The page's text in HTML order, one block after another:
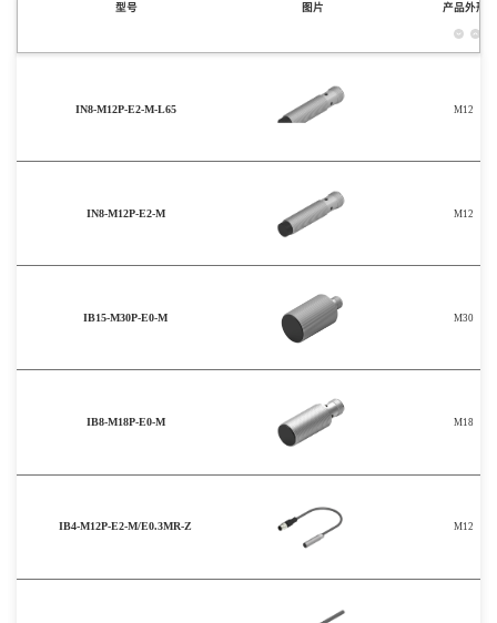
型号 图片 产品外形
IN8-M12P-E2-M-L65 M12
IN8-M12P-E2-M M12
IB15-M30P-E0-M M30
IB8-M18P-E0-M M18
IB4-M12P-E2-M/E0.3MR-Z M12